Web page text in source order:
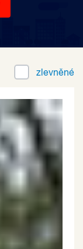
zlevněné